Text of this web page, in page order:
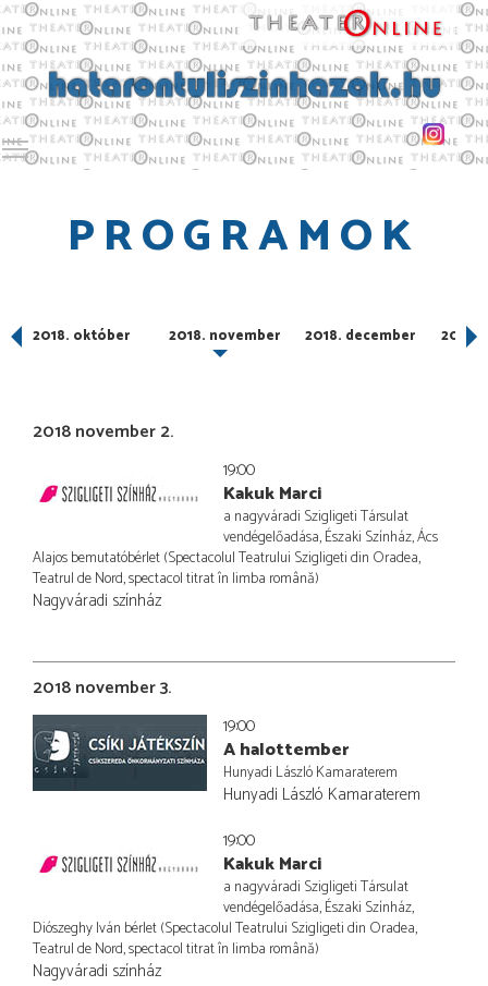
Toggle main menu visibility
PROGRAMOK
2018. október 2018. november 2018. december 2019.
2018 november 2.
19:00
Kakuk Marci
a nagyváradi Szigligeti Társulat
vendégelőadása, Északi Színház, Ács
Alajos bemutatóbérlet (Spectacolul Teatrului Szigligeti din Oradea,
Teatrul de Nord, spectacol titrat în limba română)
Nagyváradi színház
2018 november 3.
19:00
A halottember
Hunyadi László Kamaraterem
Hunyadi László Kamaraterem
19:00
Kakuk Marci
a nagyváradi Szigligeti Társulat
vendégelőadása, Északi Színház,
Diószeghy Iván bérlet (Spectacolul Teatrului Szigligeti din Oradea,
Teatrul de Nord, spectacol titrat în limba română)
Nagyváradi színház